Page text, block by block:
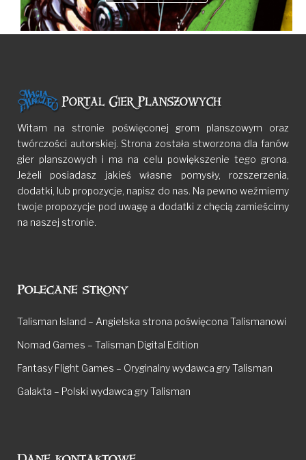
Witam na stronie poświęconej grom planszowym oraz
twórczości autorskiej. Strona została stworzona dla fanów
gier planszowych i ma na celu powiększenie tego grona.
Jeżeli posiadasz jakieś własne pomysły, rozszerzenia,
dodatki, lub propozycje, napisz do nas. Na pewno weźmiemy
twoje propozycje pod uwagę a dodatki z chęcią zamieścimy
na naszej stronie.
Polecane strony
Talisman Island – Angielska strona poświęcona Talismanowi
Nomad Games – Talisman Digital Edition
Fantasy Flight Games – Oryginalny wydawca gry Talisman
Galakta – Polski wydawca gry Talisman